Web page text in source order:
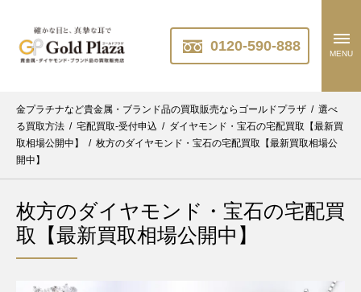
0120-590-888 MENU
金プラチナなど貴金属・ブランド品の買取販売ならゴールドプラザ / 選べ
る買取方法 / 宅配買取-受付申込 / ダイヤモンド・宝石の宅配買取【最新買
取相場公開中】
/ 枚方のダイヤモンド・宝石の宅配買取【最新買取相場公
開中】
枚方のダイヤモンド・宝石の宅配買
取【最新買取相場公開中】